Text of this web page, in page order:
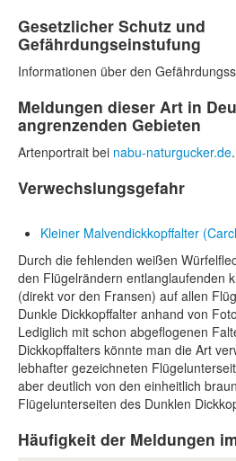
Gesetzlicher Schutz und
Gefährdungseinstufung
Informationen über den
Meldungen dieser Art in
angrenzenden Gebieten
Artenportrait bei nabu-naturgucker.de.
Verwechslungsgefahr
Kleiner Malvendickkopffalter
Durch die fehlenden weißen
den Flügelrändern entlanglaufenden
(direkt vor den Fransen) auf allen
Dunkle Dickkopffalter anhand von
Lediglich mit schon abgeflogenen
Dickkopffalters könnte man die Art
lebhafter gezeichneten
aber deutlich von den einheitlich
Flügelunterseiten des Dunklen
Häufigkeit der Meldungen